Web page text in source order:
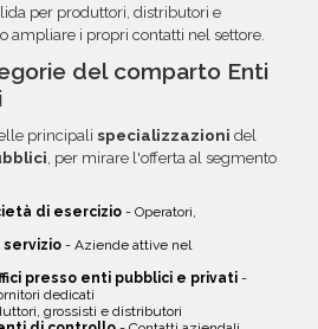
per produttori, distributori e
ampliare i propri contatti nel settore.
del comparto Enti
principali specializzazioni del
, per mirare l'offerta al segmento
di esercizio - Operatori,
servizio - Aziende attive nel
presso enti pubblici e privati -
dedicati
grossisti e distributori